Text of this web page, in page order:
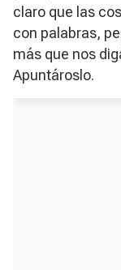
claro que las
con palabras,
más que nos
Apuntároslo.